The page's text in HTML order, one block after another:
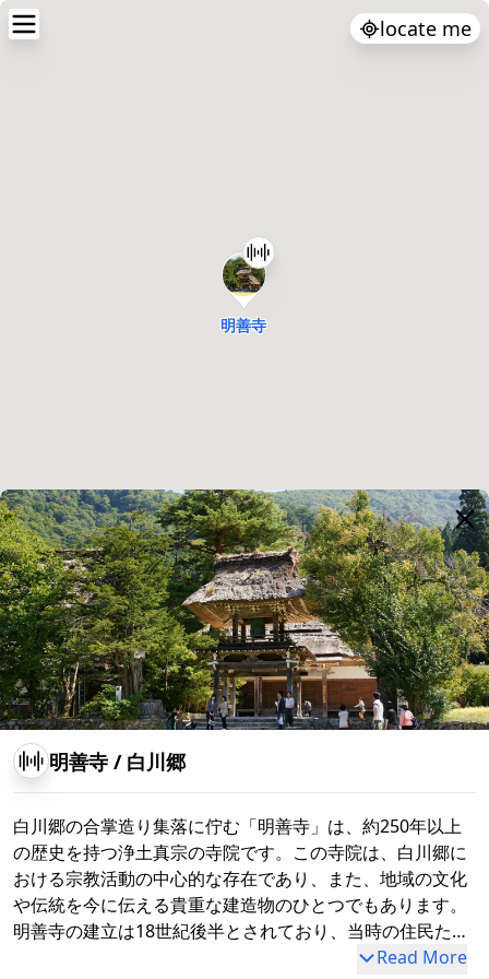
locate me
明善寺 / 白川郷
白川郷の合掌造り集落に佇む「明善寺」は、約250年以上
の歴史を持つ浄土真宗の寺院です。この寺院は、白川郷に
おける宗教活動の中心的な存在であり、また、地域の文化
や伝統を今に伝える貴重な建造物のひとつでもあります。
明善寺の建立は18世紀後半とされており、当時の住民たち
によって支えられながら、地域の信仰の拠点として栄えて
Read More
明善寺
白川八幡神社